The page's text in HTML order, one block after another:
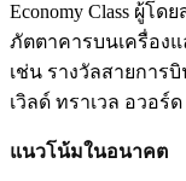
Economy Class ผู้โ
ภัตตาคารบนเครื่อง
เช่น รางวัลสายการ
เวิลด์ ทราเวล อวอร์ด
แนวโน้มในอนาคต